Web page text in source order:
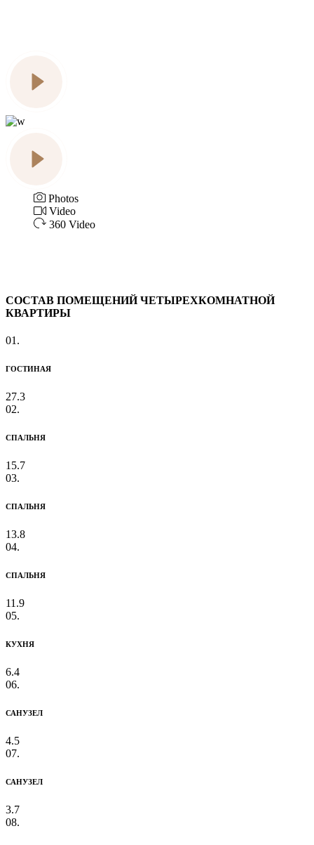
Photos
Video
360 Video
СОСТАВ ПОМЕЩЕНИЙ ЧЕТЫРЕХКОМНАТНОЙ
КВАРТИРЫ
01.
ГОСТИНАЯ
27.3
02.
СПАЛЬНЯ
15.7
03.
СПАЛЬНЯ
13.8
04.
СПАЛЬНЯ
11.9
05.
КУХНЯ
6.4
06.
САНУЗЕЛ
4.5
07.
САНУЗЕЛ
3.7
08.